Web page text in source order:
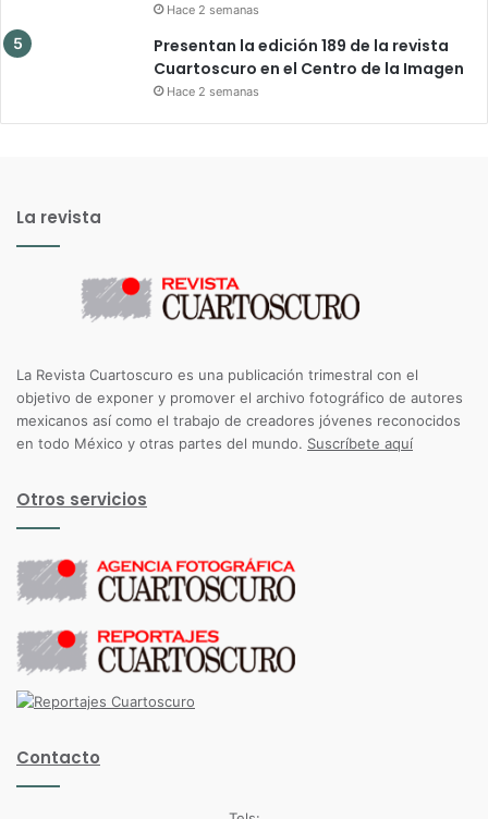
Hace 2 semanas
Presentan la edición 189 de la revista
Cuartoscuro en el Centro de la Imagen
Hace 2 semanas
La revista
La Revista Cuartoscuro es una publicación trimestral con el
objetivo de exponer y promover el archivo fotográfico de autores
mexicanos así como el trabajo de creadores jóvenes reconocidos
en todo México y otras partes del mundo. Suscríbete aquí
Otros servicios
Contacto